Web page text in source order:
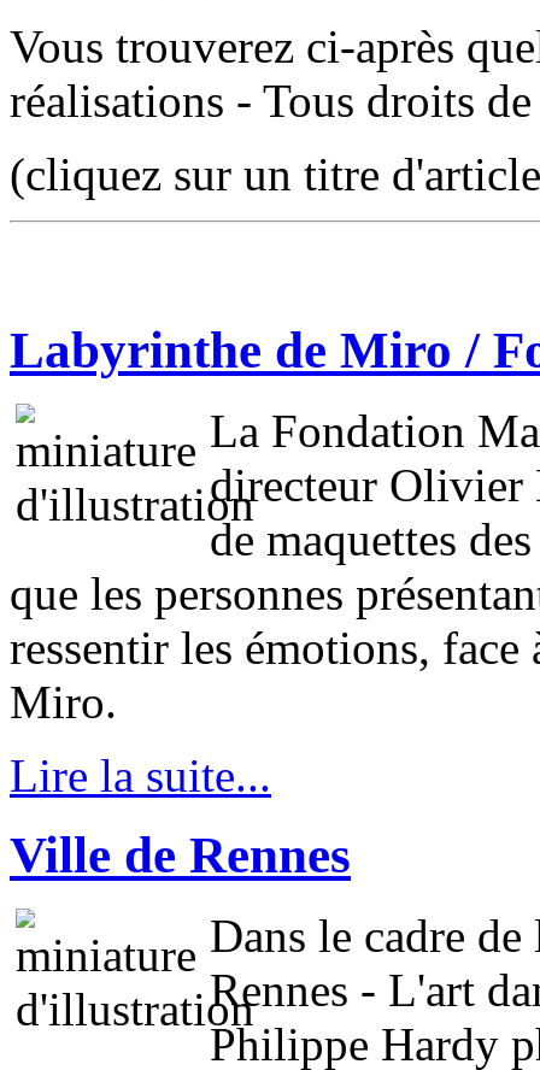
Vous trouverez ci-après
réalisations - Tous droits
(cliquez sur un titre
Labyrinthe de Miro /
La Fondation
directeur Olivier
de maquettes
que les personnes
ressentir les émotions,
Miro.
Lire la suite...
Ville de Rennes
Dans le cadre
Rennes - L'art
Philippe Hardy